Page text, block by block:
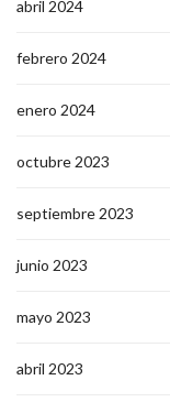
abril 2024
febrero 2024
enero 2024
octubre 2023
septiembre 2023
junio 2023
mayo 2023
abril 2023